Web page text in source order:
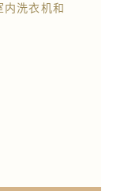
内洗衣机和